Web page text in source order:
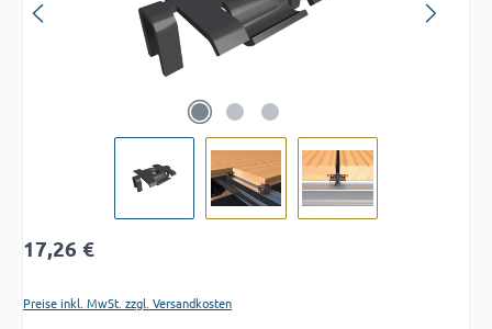
Regulärer Preis:
17,26 €
Preise inkl. MwSt. zzgl. Versandkosten